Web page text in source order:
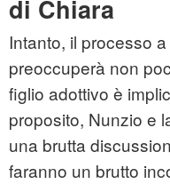
di Chiara
Intanto, il processo
preoccuperà non
figlio adottivo è
proposito, Nunzio e
una brutta
faranno un brutto